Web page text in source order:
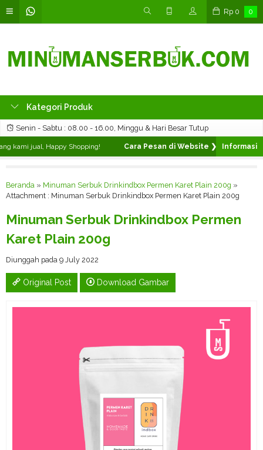
Rp 0 0
Kategori Produk
Senin - Sabtu : 08.00 - 16.00, Minggu & Hari Besar Tutup
kami jual, Happy Shopping! Cara Pesan di Website ❯Silahkan pilih
Beranda » Minuman Serbuk Drinkindbox Permen Karet Plain 200g »
Attachment : Minuman Serbuk Drinkindbox Permen Karet Plain 200g
Minuman Serbuk Drinkindbox Permen
Karet Plain 200g
Diunggah pada 9 July 2022
Original Post Download Gambar